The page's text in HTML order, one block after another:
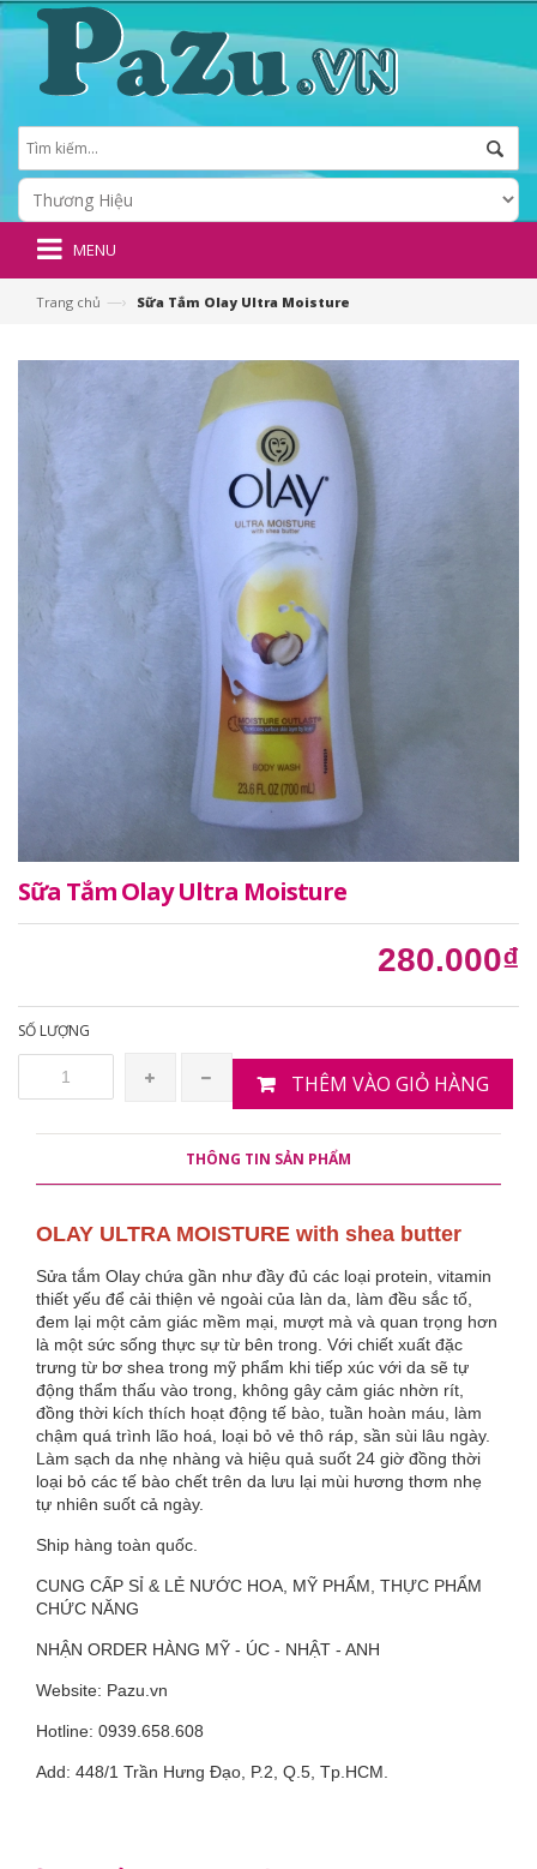
MENU
Trang chủ —› Sữa Tắm Olay Ultra Moisture
Sữa Tắm Olay Ultra Moisture
280.000₫
SỐ LƯỢNG
THÊM VÀO GIỎ HÀNG
THÔNG TIN SẢN PHẨM
OLAY ULTRA MOISTURE with shea butter
Sửa tắm Olay chứa gần như đầy đủ các loại protein, vitamin
thiết yếu để cải thiện vẻ ngoài của làn da, làm đều sắc tố,
đem lại một cảm giác mềm mại, mượt mà và quan trọng hơn
là một sức sống thực sự từ bên trong. Với chiết xuất đặc
trưng từ bơ shea trong mỹ phẩm khi tiếp xúc với da sẽ tự
động thẩm thấu vào trong, không gây cảm giác nhờn rít,
đồng thời kích thích hoạt động tế bào, tuần hoàn máu, làm
chậm quá trình lão hoá, loại bỏ vẻ thô ráp, sần sùi lâu ngày.
Làm sạch da nhẹ nhàng và hiệu quả suốt 24 giờ đồng thời
loại bỏ các tế bào chết trên da lưu lại mùi hương thơm nhẹ
tự nhiên suốt cả ngày.
Ship hàng toàn quốc.
CUNG CẤP SỈ & LẺ NƯỚC HOA, MỸ PHẨM, THỰC PHẨM
CHỨC NĂNG
NHẬN ORDER HÀNG MỸ - ÚC - NHẬT - ANH
Website: Pazu.vn
Hotline: 0939.658.608
Add: 448/1 Trần Hưng Đạo, P.2, Q.5, Tp.HCM.